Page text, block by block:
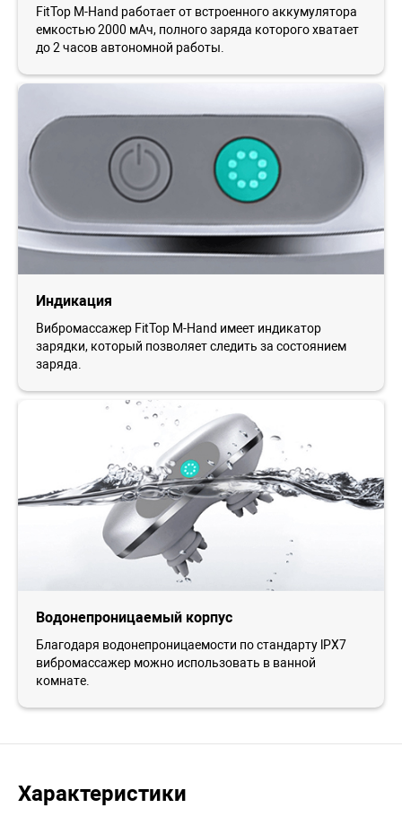
FitTop M-Hand работает от встроенного аккумулятора
емкостью 2000 мАч, полного заряда которого хватает
до 2 часов автономной работы.
Индикация
Вибромассажер FitTop M-Hand имеет индикатор
зарядки, который позволяет следить за состоянием
заряда.
Водонепроницаемый корпус
Благодаря водонепроницаемости по стандарту lPX7
вибромассажер можно использовать в ванной
комнате.
Характеристики